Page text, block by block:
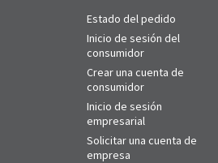
Estado del pedido
Inicio de sesión del
consumidor
Crear una cuenta de
consumidor
Inicio de sesión
empresarial
Solicitar una cuenta de
empresa